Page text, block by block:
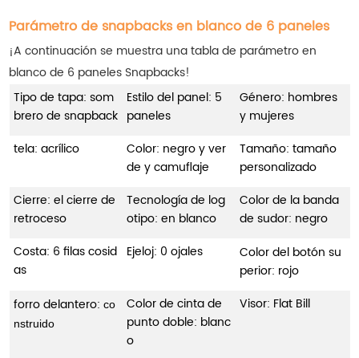
Parámetro de snapbacks en blanco de 6 paneles
¡A continuación se muestra una tabla de parámetro en
blanco de 6 paneles Snapbacks!
Tipo de tapa: som
brero de snapback
Estilo del panel: 5
paneles
Género: hombres
y mujeres
tela: acrílico
Color: negro y ver
de y camuflaje
Tamaño: tamaño
personalizado
Cierre: el cierre de
retroceso
Tecnología de log
otipo: en blanco
Color de la banda
de sudor: negro
Costa: 6 filas cosid
as
Ejeloj: 0 ojales
Color del botón su
perior: rojo
forro delantero: co
nstruido
Color de cinta de
punto doble: blanc
o
Visor: Flat Bill